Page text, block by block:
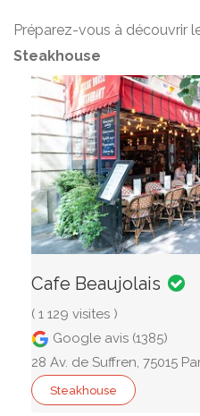
Préparez-vous à découvrir
Steakhouse
Cafe Beaujolais
( 1 129 visites )
Google avis (1385)
28 Av. de Suffren, 75015
Steakhouse